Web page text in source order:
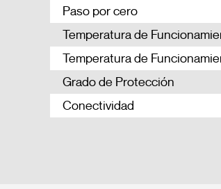
Paso por cero
Temperatura de
Temperatura de
Grado de Protección
Conectividad